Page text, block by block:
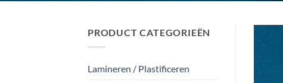
PRODUCT CATEGORIEËN
Lamineren / Plastificeren